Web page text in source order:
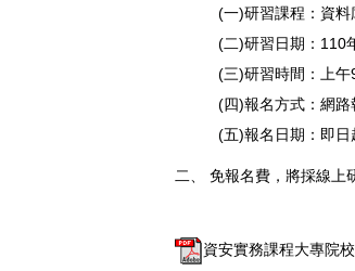
(一)研習課程：資料
(二)研習日期：110
(三)研習時間：上午
(四)報名方式：網路
(五)報名日期：即日
二、 免報名費，將採線上
資安實務課程大專院